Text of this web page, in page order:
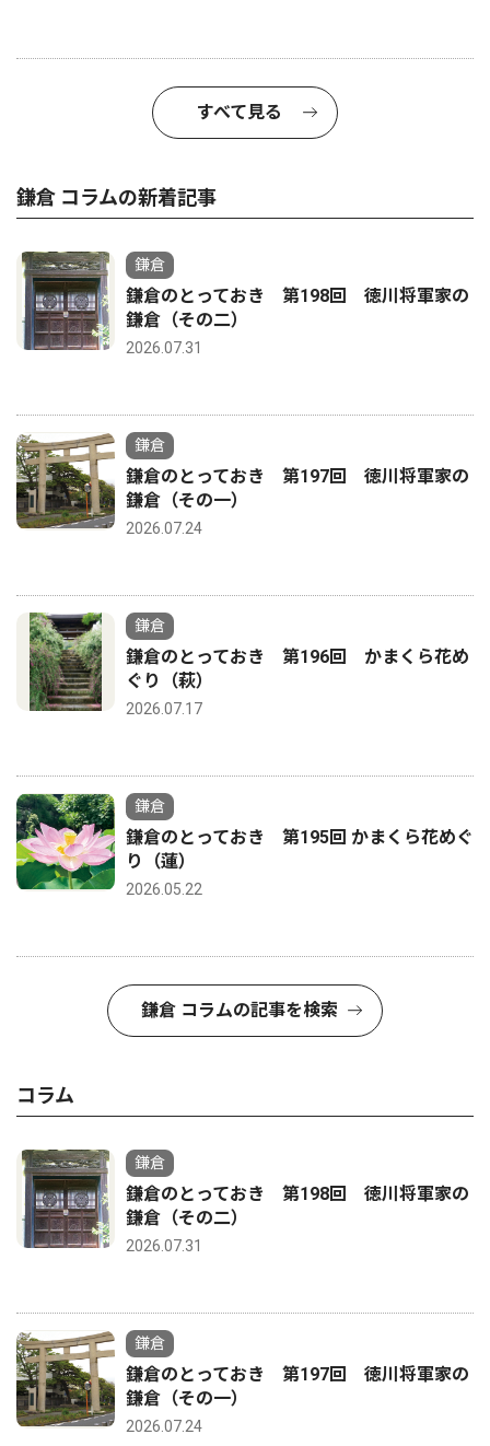
すべて見る
鎌倉 コラムの新着記事
鎌倉
鎌倉のとっておき 第198回 徳川将軍家の
鎌倉（その二）
2026.07.31
鎌倉
鎌倉のとっておき 第197回 徳川将軍家の
鎌倉（その一）
2026.07.24
鎌倉
鎌倉のとっておき 第196回 かまくら花め
ぐり（萩）
2026.07.17
鎌倉
鎌倉のとっておき 第195回 かまくら花めぐ
り（蓮）
2026.05.22
鎌倉 コラムの記事を検索
コラム
鎌倉
鎌倉のとっておき 第198回 徳川将軍家の
鎌倉（その二）
2026.07.31
鎌倉
鎌倉のとっておき 第197回 徳川将軍家の
鎌倉（その一）
2026.07.24